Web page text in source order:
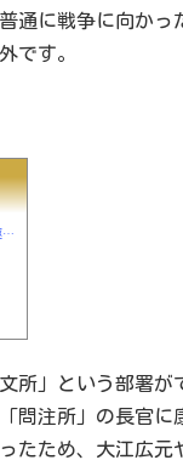
通に戦争に向かっ
です。
https://saratto-history.com/japan-history/kamakura/源頼朝の幼馴染は日本を駆け巡る・中原親能
所」という部署が
問注所」の長官に
たため、大江広元